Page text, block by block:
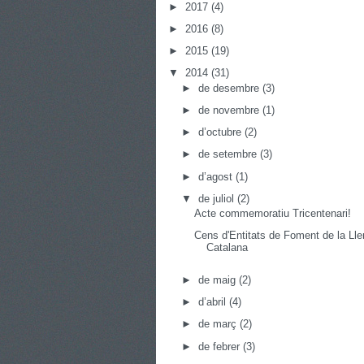
► 2017 (4)
► 2016 (8)
► 2015 (19)
▼ 2014 (31)
► de desembre (3)
► de novembre (1)
► d’octubre (2)
► de setembre (3)
► d’agost (1)
▼ de juliol (2)
Acte commemoratiu Tricentenari!
Cens d'Entitats de Foment de la
Catalana
► de maig (2)
► d’abril (4)
► de març (2)
► de febrer (3)